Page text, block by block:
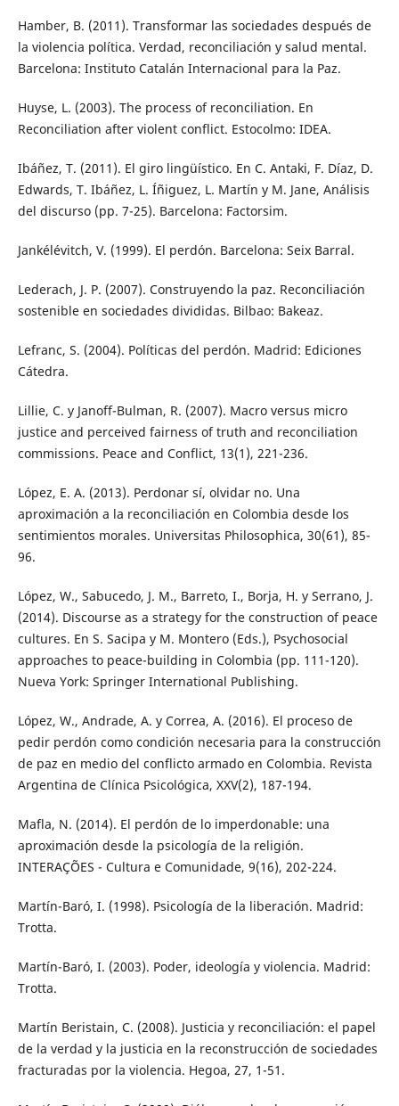
Hamber, B. (2011). Transformar las sociedades después de
la violencia política. Verdad, reconciliación y salud mental.
Barcelona: Instituto Catalán Internacional para la Paz.
Huyse, L. (2003). The process of reconciliation. En
Reconciliation after violent conflict. Estocolmo: IDEA.
Ibáñez, T. (2011). El giro lingüístico. En C. Antaki, F. Díaz, D.
Edwards, T. Ibáñez, L. Íñiguez, L. Martín y M. Jane, Análisis
del discurso (pp. 7-25). Barcelona: Factorsim.
Jankélévitch, V. (1999). El perdón. Barcelona: Seix Barral.
Lederach, J. P. (2007). Construyendo la paz. Reconciliación
sostenible en sociedades divididas. Bilbao: Bakeaz.
Lefranc, S. (2004). Políticas del perdón. Madrid: Ediciones
Cátedra.
Lillie, C. y Janoff-Bulman, R. (2007). Macro versus micro
justice and perceived fairness of truth and reconciliation
commissions. Peace and Conflict, 13(1), 221-236.
López, E. A. (2013). Perdonar sí, olvidar no. Una
aproximación a la reconciliación en Colombia desde los
sentimientos morales. Universitas Philosophica, 30(61), 85-
96.
López, W., Sabucedo, J. M., Barreto, I., Borja, H. y Serrano, J.
(2014). Discourse as a strategy for the construction of peace
cultures. En S. Sacipa y M. Montero (Eds.), Psychosocial
approaches to peace-building in Colombia (pp. 111-120).
Nueva York: Springer International Publishing.
López, W., Andrade, A. y Correa, A. (2016). El proceso de
pedir perdón como condición necesaria para la construcción
de paz en medio del conflicto armado en Colombia. Revista
Argentina de Clínica Psicológica, XXV(2), 187-194.
Mafla, N. (2014). El perdón de lo imperdonable: una
aproximación desde la psicología de la religión.
INTERAÇÕES - Cultura e Comunidade, 9(16), 202-224.
Martín-Baró, I. (1998). Psicología de la liberación. Madrid:
Trotta.
Martín-Baró, I. (2003). Poder, ideología y violencia. Madrid:
Trotta.
Martín Beristain, C. (2008). Justicia y reconciliación: el papel
de la verdad y la justicia en la reconstrucción de sociedades
fracturadas por la violencia. Hegoa, 27, 1-51.